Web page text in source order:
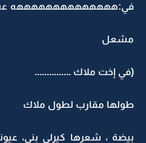
في:ههههههههههههههه
مشعل
(في إخت ملاك ...............
طولها مقارب لطول ملاك
بيضة ، شعرها كيرلي بني،